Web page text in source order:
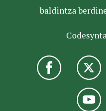
baldintza